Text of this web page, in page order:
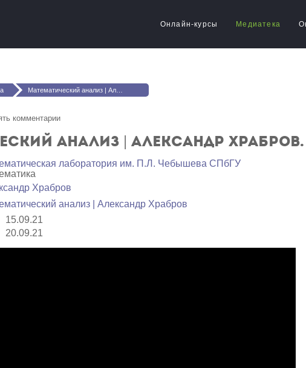
Онлайн-курсы Медиатека
Математический анализ | Александр Храбров. Лекция 3
комментарии
анализ | Александр
лаборатория им. П.Л. Чебышева СПбГУ
Храбров
анализ | Александр Храбров
15.09.21
20.09.21